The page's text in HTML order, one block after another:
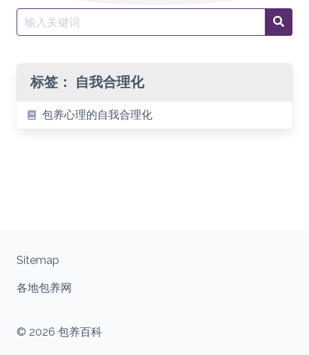
Search
for:
标签： 自我合理化
包养心理的自我合理化
© 2026 包养百科
Sitemap
各地包养网